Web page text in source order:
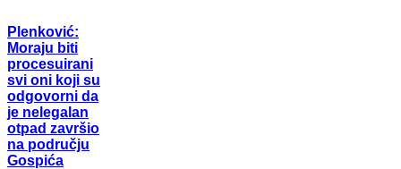
Plenković:
Moraju biti
procesuirani
svi oni koji su
odgovorni da
je nelegalan
otpad završio
na području
Gospića